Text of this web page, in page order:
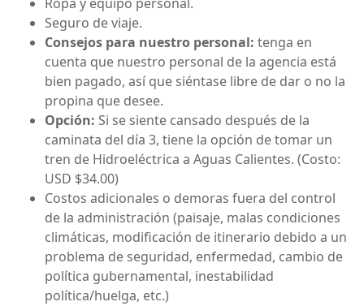
Seguro de viaje.
Consejos para nuestro personal: tenga en
cuenta que nuestro personal de la agencia está
bien pagado, así que siéntase libre de dar o no la
propina que desee.
Opción: Si se siente cansado después de la
caminata del día 3, tiene la opción de tomar un
tren de Hidroeléctrica a Aguas Calientes. (Costo:
USD $34.00)
Costos adicionales o demoras fuera del control
de la administración (paisaje, malas condiciones
climáticas, modificación de itinerario debido a un
problema de seguridad, enfermedad, cambio de
política gubernamental, inestabilidad
política/huelga, etc.)